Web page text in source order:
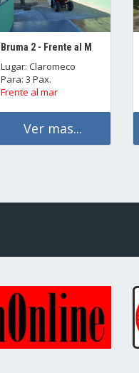
Bruma 2 - Frente al M
Lugar: Claromeco
Para: 3 Pax.
Frente al mar
Ver mas...